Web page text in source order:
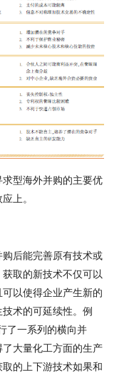
型海外并购的主要优
上。
后能完善原有技术或
取的新技术不仅可以
以使得企业产生新的
术的可延续性。例
了一系列的横向并
大量化工方面的生产
的上下游技术如果和